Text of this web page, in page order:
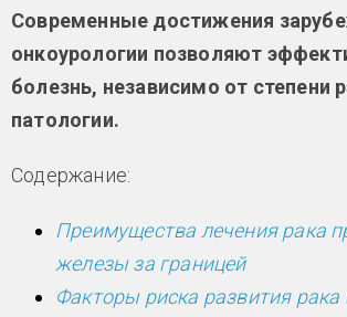
Современные достижения
онкоурологии позволяют
болезнь, независимо от степени
патологии.
Содержание:
Преимущества лечения рака
железы за границей
Факторы риска развития рака